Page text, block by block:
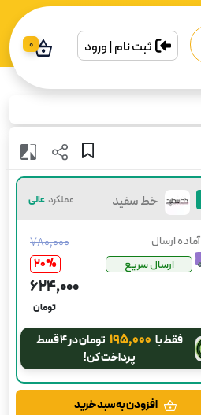
ثبت نام | ورود 0
خط سفید عملکرد عالی
آماده ارسال
ارسال سریع
۷۸۰٬۰۰۰
20%
۶۲۴٬۰۰۰
تومان
فقط با ۱۹۵٬۰۰۰
تومان در ۴ قسط
پرداخت کن!
افزودن به سبد خرید